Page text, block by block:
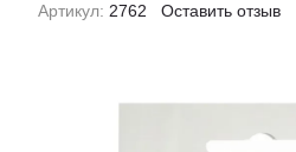
Артикул: 2762 Оставить отзыв